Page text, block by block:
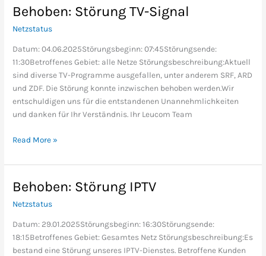
Behoben: Störung TV-Signal
Netzstatus
Datum: 04.06.2025Störungsbeginn: 07:45Störungsende:
11:30Betroffenes Gebiet: alle Netze Störungsbeschreibung:Aktuell
sind diverse TV-Programme ausgefallen, unter anderem SRF, ARD
und ZDF. Die Störung konnte inzwischen behoben werden.Wir
entschuldigen uns für die entstandenen Unannehmlichkeiten
und danken für Ihr Verständnis. Ihr Leucom Team
Behoben:
TV-
Signal
Read More »
Behoben: Störung IPTV
Netzstatus
Datum: 29.01.2025Störungsbeginn: 16:30Störungsende:
18:15Betroffenes Gebiet: Gesamtes Netz Störungsbeschreibung:Es
bestand eine Störung unseres IPTV-Dienstes. Betroffene Kunden
Behoben:
IPTV